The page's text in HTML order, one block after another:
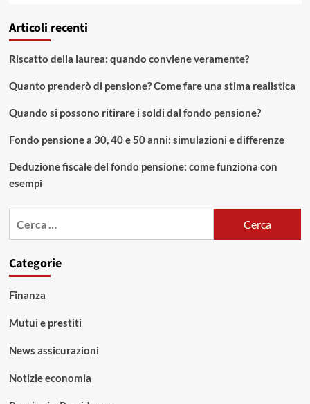
Articoli recenti
Riscatto della laurea: quando conviene veramente?
Quanto prenderò di pensione? Come fare una stima realistica
Quando si possono ritirare i soldi dal fondo pensione?
Fondo pensione a 30, 40 e 50 anni: simulazioni e differenze
Deduzione fiscale del fondo pensione: come funziona con
esempi
Categorie
Finanza
Mutui e prestiti
News assicurazioni
Notizie economia